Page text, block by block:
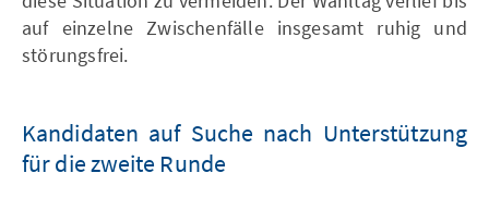
auf einzelne Zwischenfälle insgesamt ruhig und
störungsfrei.
Kandidaten auf Suche nach Unterstützung
für die zweite Runde